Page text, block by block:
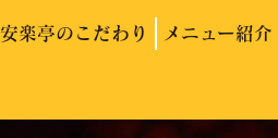
安楽亭のこだわり メニュー紹介